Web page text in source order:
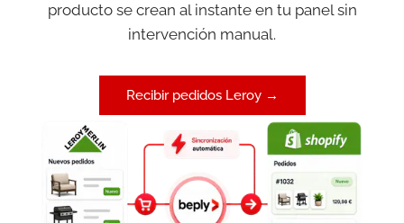
producto se crean al instante en tu panel sin
intervención manual.
Recibir pedidos Leroy →